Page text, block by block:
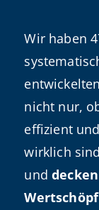
Wir haben
nicht nur,
effizient
wirklich
und